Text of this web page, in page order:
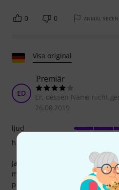
0 0 ANMÄL
Visa original
ED
Premiär
Er, dessen Name nicht
26.08.2019
Jag hade använt Obligato
medveten om Larsen Strings och
priset var jämförbart var det inte
ljud
hantverkskvalitet